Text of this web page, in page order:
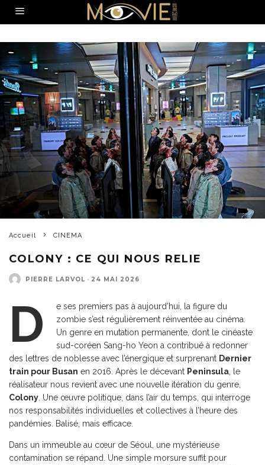
Accueil CINEMA
COLONY : CE QUI NOUS RELIE
PIERRE LARVOL · 24 MAI 2026
D
e ses premiers pas à aujourd’hui, la figure du
zombie s’est régulièrement réinventée au cinéma.
Un genre en mutation permanente, dont le cinéaste
sud-coréen Sang-ho Yeon a contribué à redonner
des lettres de noblesse avec l’énergique et surprenant Dernier
train pour Busan en 2016. Après le décevant Peninsula , le
réalisateur nous revient avec une nouvelle itération du genre,
Colony . Une œuvre politique, dans l’air du temps, qui interroge
nos responsabilités individuelles et collectives à l’heure des
pandémies. Balisé, mais efficace.
Dans un immeuble au cœur de Séoul, une mystérieuse
contamination se répand. Une simple morsure suffit pour